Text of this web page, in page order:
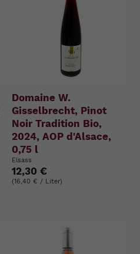
Domaine W.
Gisselbrecht, Pinot
Noir Tradition Bio,
2024, AOP d'Alsace,
0,75 l
Elsass
12,30 €
(16,40 € / Liter)